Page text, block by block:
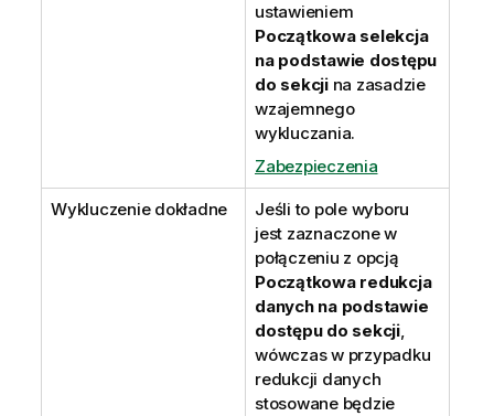
ustawieniem
Początkowa selekcja
na podstawie dostępu
do sekcjina zasadzie
wzajemnego
wykluczania.
Zabezpieczenia
Wykluczenie dokładne
Jeśli to pole wyboru
jest zaznaczone w
połączeniu z opcją
Początkowa redukcja
danych na podstawie
dostępu do sekcji,
wówczas w przypadku
redukcji danych
stosowane będzie